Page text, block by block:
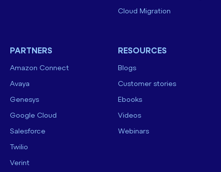
Cloud Migration
PARTNERS
Amazon Connect
Avaya
Genesys
Google Cloud
Salesforce
Twilio
Verint
RESOURCES
Blogs
Customer stories
Ebooks
Videos
Webinars